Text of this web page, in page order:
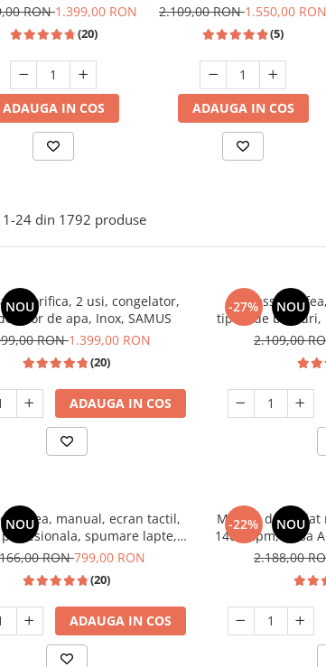
apa, Inox, SAMUS
RON1.399,00 RON
(20)
ADAUGA IN COS
rezervor lapte, putere
2.109,00 RON1.550,00 RON
(5)
ADAUGA IN COS
1-24 din 1792 produse
NOU
frigorifica, 2 usi, congelator,
de apa, Inox, SAMUS
RON1.399,00 RON
(20)
ADAUGA IN COS
-27% NOU
Espressor
tipuri de bauturi,
2.109,00
NOU
cafea, manual, ecran tactil,
spumare lapte,
italia 20 bari, rezervor apa
RON799,00 RON
(20)
ADAUGA IN COS
-22% NOU
Masina de spalat
1400 Rpm, clasa
inverter, display
2.188,00